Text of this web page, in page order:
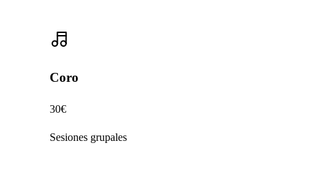
Coro
30€
Sesiones grupales